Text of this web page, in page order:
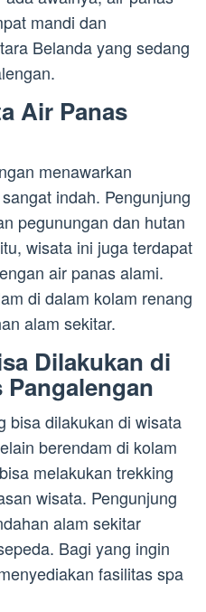
mandi dan
Belanda yang sedang
Air Panas
menawarkan
indah. Pengunjung
pegunungan dan hutan
wisata ini juga terdapat
air panas alami.
di dalam kolam renang
alam sekitar.
Dilakukan di
bisa dilakukan di wisata
berendam di kolam
melakukan trekking
wisata. Pengunjung
alam sekitar
Bagi yang ingin
fasilitas spa